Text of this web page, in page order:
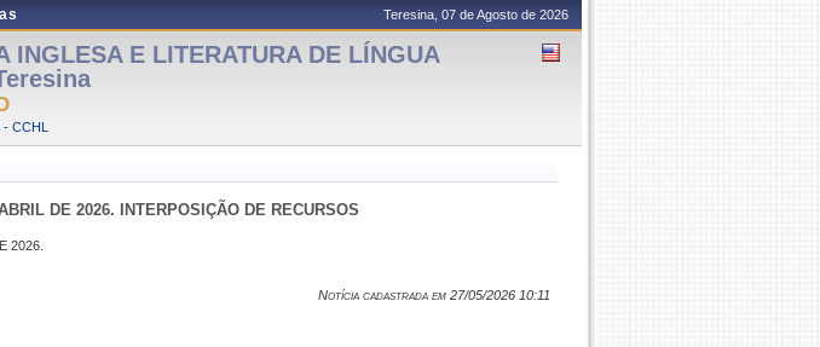
Teresina, 07 de Agosto de 2026
INGLESA E LITERATURA DE LÍNGUA
CCHL
DE 2026. INTERPOSIÇÃO DE RECURSOS
2026.
Notícia cadastrada em 27/05/2026 10:11